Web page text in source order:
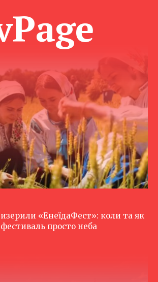
«ЕнеїдаФест»: коли та як
просто неба